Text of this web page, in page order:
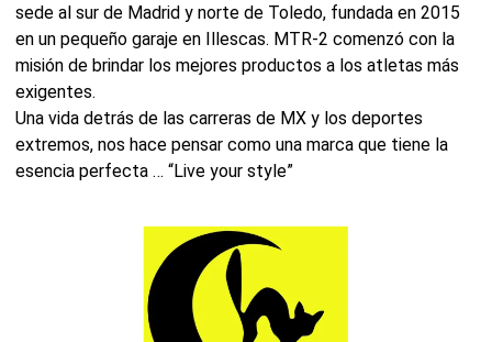
sede al sur de Madrid y norte de Toledo, fundada en 2015
en un pequeño garaje en Illescas. MTR-2 comenzó con la
misión de brindar los mejores productos a los atletas más
exigentes.
Una vida detrás de las carreras de MX y los deportes
extremos, nos hace pensar como una marca que tiene la
esencia perfecta … “Live your style”